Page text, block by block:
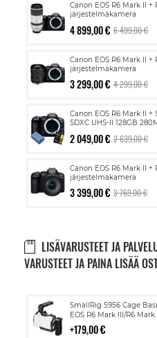
Canon EOS R6 Mark II +
järjestelmäkamera
4 899,00 € 6 499,00 €
Canon EOS R6 Mark II +
järjestelmäkamera
3 299,00 € 4 299,00 €
Canon EOS R6 Mark II +
SDXC UHS-II 128GB
2 049,00 € 2 639,00 €
Canon EOS R6 Mark II +
järjestelmäkamera
3 399,00 € 3 769,00 €
LISÄVARUSTEET JA
VARUSTEET JA PAINA LISÄÄ
SmallRig 5956 Cage
EOS R6 Mark III/R6 Mark
179,00 €
Lisää
ostoskoriin